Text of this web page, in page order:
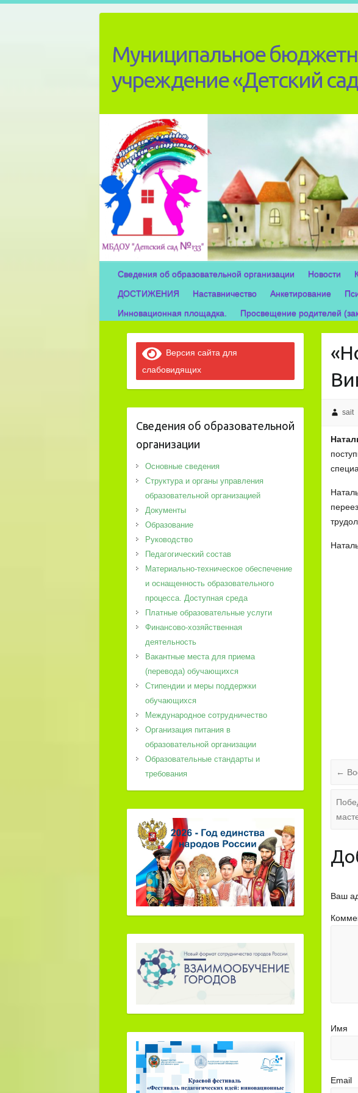
Муниципальное
учреждение «Детский
Сведения об образовательной организации Новости
ДОСТИЖЕНИЯ
Наставничество Анкетирование
Инновационная площадка.
Просвещение родителей
sait
←
Ваш
Имя
Email
Версия сайта для
слабовидящих
Сведения об образовательной
организации
Основные сведения
Структура и органы управления
образовательной организацией
Документы
Образование
Руководство
Педагогический состав
Материально-техническое обеспечение
и оснащенность образовательного
процесса. Доступная среда
Платные образовательные услуги
Финансово-хозяйственная
деятельность
Вакантные места для приема
(перевода) обучающихся
Стипендии и меры поддержки
обучающихся
Международное сотрудничество
Организация питания в
образовательной организации
Образовательные стандарты и
требования